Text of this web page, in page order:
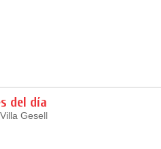
del día
Gesell